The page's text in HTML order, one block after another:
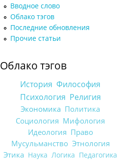
Вводное слово
Облако тэгов
Последние обновления
Прочие статьи
Облако тэгов
История Философия
Психология Религия
Экономика Политика
Социология Мифология
Идеология Право
Мусульманство Этнология
Этика Наука Логика Педагогика